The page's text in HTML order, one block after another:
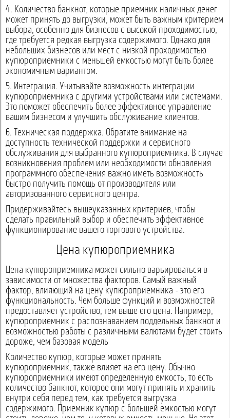
4. Количество банкнот, которые приемник наличных денег
может принять до выгрузки, может быть важным критерием
выбора, особенно для бизнесов с высокой проходимостью,
где требуется редкая выгрузка содержимого. Однако для
небольших бизнесов или мест с низкой проходимостью
купюроприемники с меньшей емкостью могут быть более
экономичным вариантом.
5. Интеграция. Учитывайте возможность интеграции
купюроприемника с другими устройствами или системами.
Это поможет обеспечить более эффективное управление
вашим бизнесом и улучшить обслуживание клиентов.
6. Техническая поддержка. Обратите внимание на
доступность технической поддержки и сервисного
обслуживания для выбранного купюроприемника. В случае
возникновения проблем или необходимости обновления
программного обеспечения важно иметь возможность
быстро получить помощь от производителя или
авторизованного сервисного центра.
Придерживайтесь вышеуказанных критериев, чтобы
сделать правильный выбор и обеспечить эффективное
функционирование вашего торгового устройства.
Цена купюроприемника
Цена купюроприемника может сильно варьироваться в
зависимости от множества факторов. Самый важный
фактор, влияющий на цену купюроприемника - это его
функциональность. Чем больше функций и возможностей
предоставляет устройство, тем выше его цена. Например,
купюроприемник с распознаванием поддельных банкнот и
возможностью работы с различными валютами будет стоить
дороже, чем базовая модель
Количество купюр, которые может принять
купюроприемник, также влияет на его цену. Обычно
купюроприемники имеют определенную емкость, то есть
количество банкнот, которое они могут принять и хранить
внутри себя перед тем, как требуется выгрузка
содержимого. Приемник купюр с большей емкостью могут